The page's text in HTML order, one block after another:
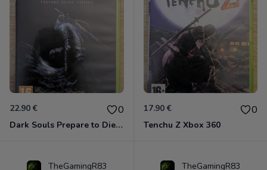
22.90 € 0
Dark Souls Prepare to Die Edition XBOX 360
17.90 € 0
Tenchu Z Xbox 360
TheGamingR83 TheGamingR83